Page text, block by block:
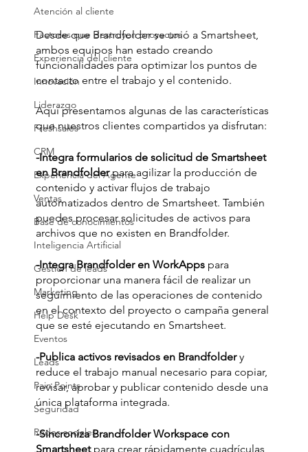
Atención al cliente
Factores que destruyen proyectos
Experiencia del cliente
Innovación
Liderazgo
Freshsales
CRM
Experiencia del Agente
Ventas
Base de conocimientos
Inteligencia Artificial
Gestión de leads
Marketing
Help Desk
Eventos
Leads
Pain Points
Seguridad
Redes sociales
Desde que Brandfolder se unió a Smartsheet,
ambos equipos han estado creando
funcionalidades para optimizar los puntos de
contacto entre el trabajo y el contenido.
Aquí presentamos algunas de las características
que nuestros clientes compartidos ya disfrutan:
-Integra formularios de solicitud de Smartsheet
en Brandfolder para agilizar la producción de
contenido y activar flujos de trabajo
automatizados dentro de Smartsheet. También
puedes procesar solicitudes de activos para
archivos que no existen en Brandfolder.
-Integra Brandfolder en WorkApps para
proporcionar una manera fácil de realizar un
seguimiento de las operaciones de contenido
en el contexto del proyecto o campaña general
que se esté ejecutando en Smartsheet.
-Publica activos revisados ​​en Brandfolder y
reduce el trabajo manual necesario para copiar,
revisar, aprobar y publicar contenido desde una
única plataforma integrada.
-Sincroniza Brandfolder Workspace con
Smartsheet para crear rápidamente cuadrículas